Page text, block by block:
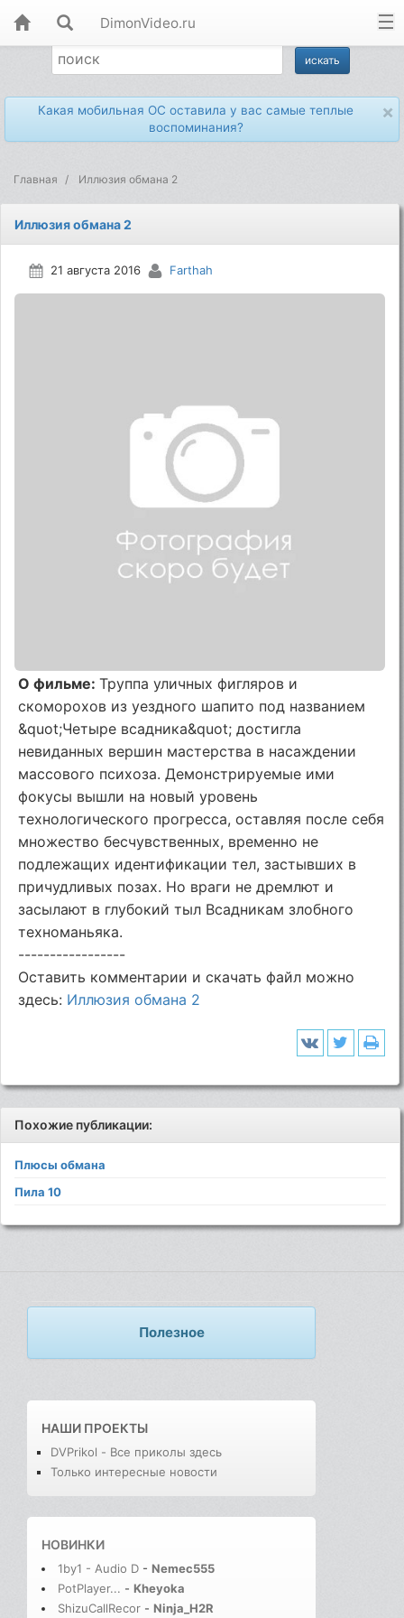
DimonVideo.ru
×
Какая мобильная ОС оставила у вас самые теплые
воспоминания?
Главная Иллюзия обмана 2
Иллюзия обмана 2
21 августа 2016 Farthah
О фильме:Труппа уличных фигляров и
скоморохов из уездного шапито под названием
&quot;Четыре всадника&quot; достигла
невиданных вершин мастерства в насаждении
массового психоза. Демонстрируемые ими
фокусы вышли на новый уровень
технологического прогресса, оставляя после себя
множество бесчувственных, временно не
подлежащих идентификации тел, застывших в
причудливых позах. Но враги не дремлют и
засылают в глубокий тыл Всадникам злобного
техноманьяка.
-----------------
Оставить комментарии и скачать файл можно
здесь: Иллюзия обмана 2
Похожие публикации:
Плюсы обмана
Пила 10
Полезное
НАШИ ПРОЕКТЫ
DVPrikol - Все приколы здесь
Только интересные новости
НОВИНКИ
1by1 - Audio D - Nemec555
PotPlayer... - Kheyoka
ShizuCallRecor - Ninja_H2R